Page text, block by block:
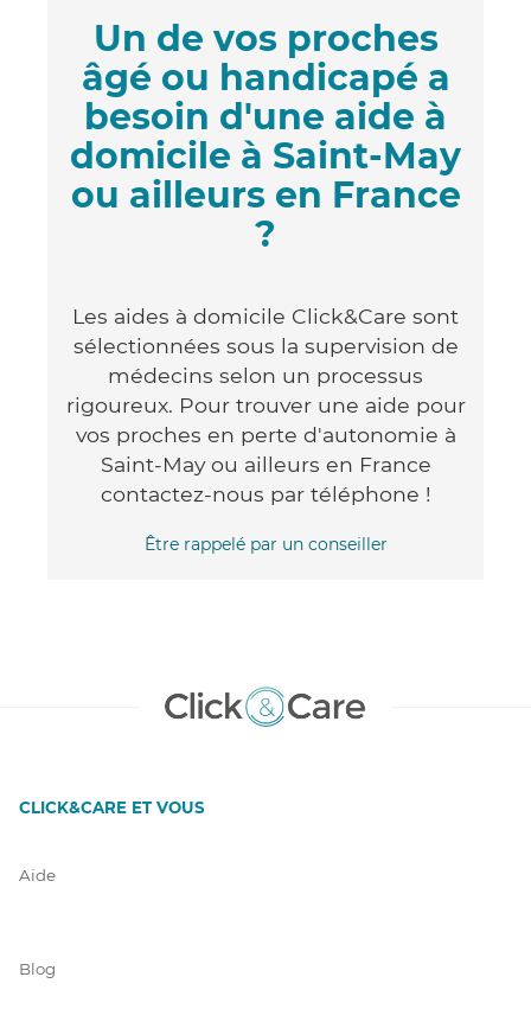
Un de vos proches
âgé ou handicapé a
besoin d'une aide à
domicile à Saint-May
ou ailleurs en France
?
Les aides à domicile Click&Care sont
sélectionnées sous la supervision de
médecins selon un processus
rigoureux. Pour trouver une aide pour
vos proches en perte d'autonomie à
Saint-May ou ailleurs en France
contactez-nous par téléphone !
Être rappelé par un conseiller
CLICK&CARE ET VOUS
Aide
Blog